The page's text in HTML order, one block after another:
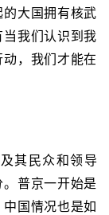
大国拥有核武
我们认识到我
，我们才能在
其民众和领导
普京一开始是
国情况也是如